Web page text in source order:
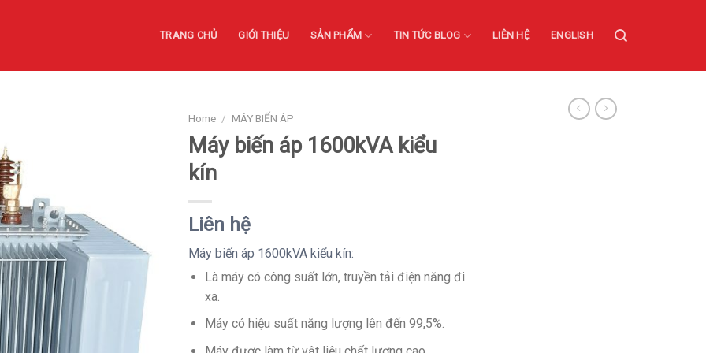
TRANG CHỦ GIỚI THIỆU SẢN PHẨM TIN TỨC BLOG LIÊN HỆ ENGLISH
Home / MÁY BIẾN ÁP
Máy biến áp 1600kVA kiểu
kín
Liên hệ
Máy biến áp 1600kVA kiểu kín:
Là máy có công suất lớn, truyền tải điện năng đi
xa.
Máy có hiệu suất năng lượng lên đến 99,5%.